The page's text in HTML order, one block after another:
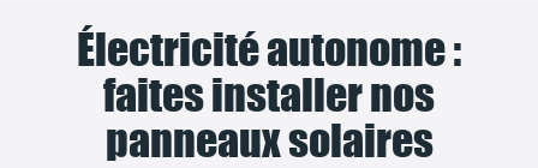
Électricité autonome :
faites installer nos
panneaux solaires